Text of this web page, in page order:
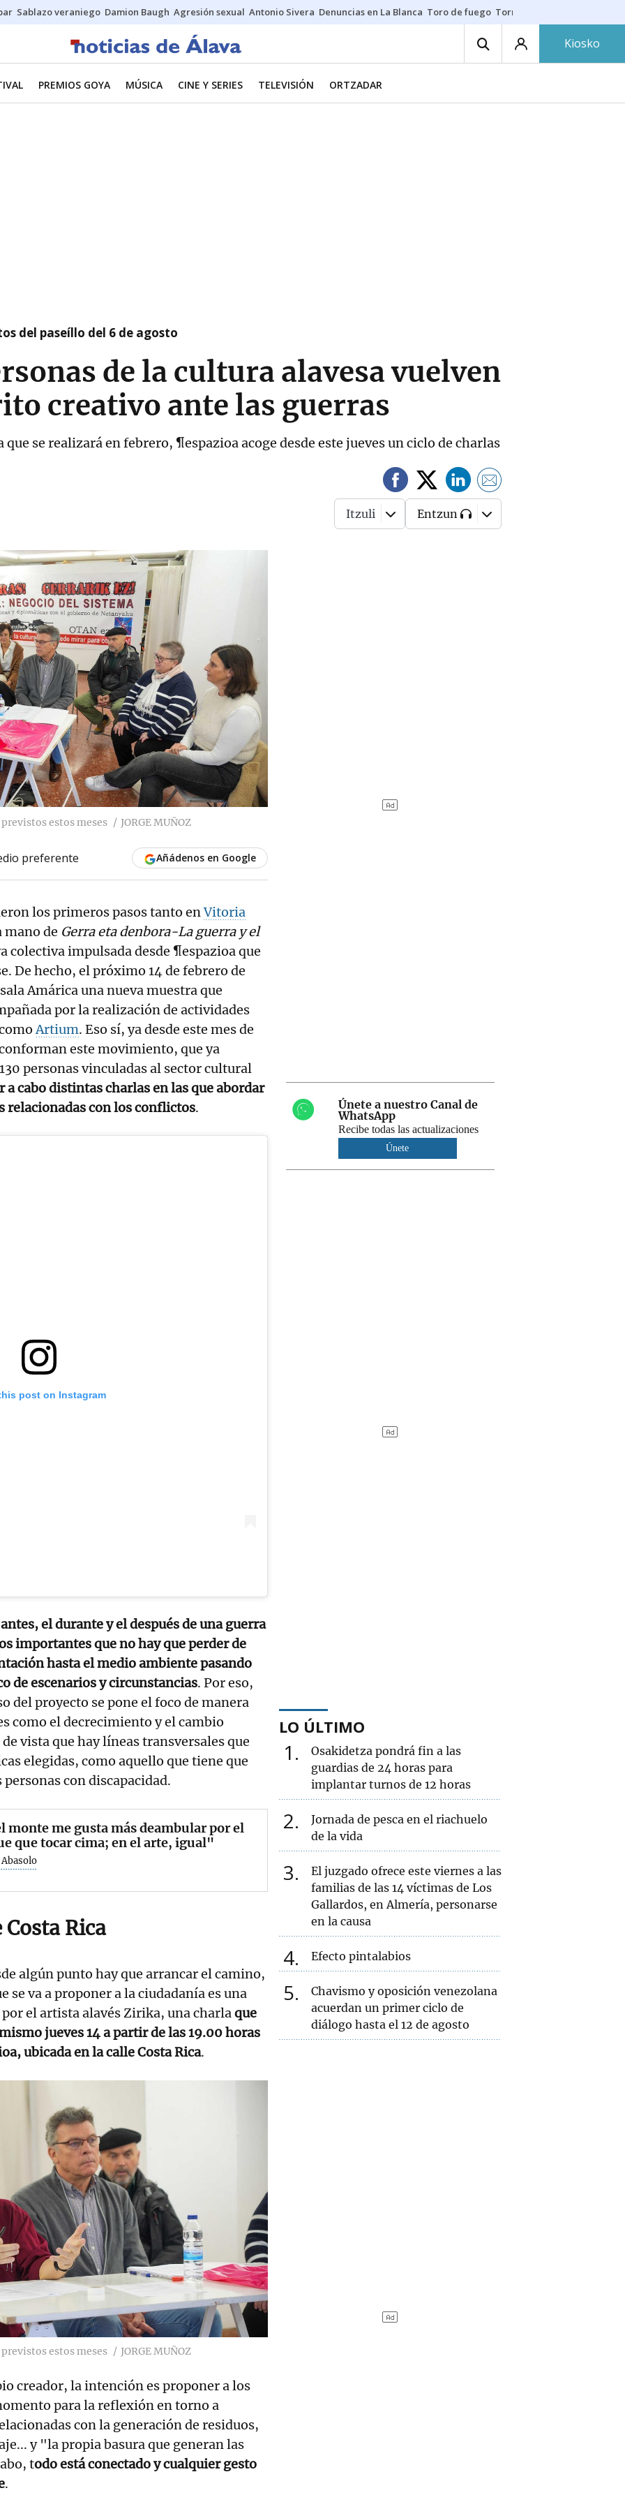
Sablazo veraniego Damion Baugh Agresión sexual Antonio Sivera Denuncias en La Blanca Toro de fuego Tornike Shengelia
Kiosko
PREMIOS GOYA MÚSICA CINE Y SERIES TELEVISIÓN ORTZADAR
del paseíllo del 6 de agosto
de la cultura alavesa vuelven
creativo ante las guerras
se realizará en febrero, ¶espazioa acoge desde este jueves un ciclo de charlas
Itzuli Entzun
estos meses JORGE MUÑOZ
preferente Añádenos en Google
los primeros pasos tanto enVitoria
mano de Gerra eta denbora-La guerra y el
colectiva impulsada desde ¶espazioa que
De hecho, el próximo 14 de febrero de
Amárica una nueva muestra que
por la realización de actividades
Artium. Eso sí, ya desde este mes de
este movimiento, que ya
personas vinculadas al sector cultural
a cabo distintas charlas en las que abordar
relacionadas con los conflictos.
post on Instagram
el durante y el después de una guerra
importantes que no hay que perder de
hasta el medio ambiente pasando
de escenarios y circunstancias. Por eso,
del proyecto se pone el foco de manera
como el decrecimiento y el cambio
vista que hay líneas transversales que
elegidas, como aquello que tiene que
con discapacidad.
monte me gusta más deambular por el
que tocar cima; en el arte, igual"
Costa Rica
algún punto hay que arrancar el camino,
se va a proponer a la ciudadanía es una
el artista alavés Zirika, una charlaque
jueves 14 a partir de las 19.00 horas
ubicada en la calle Costa Rica.
estos meses JORGE MUÑOZ
creador, la intención es proponer a los
para la reflexión en torno a
con la generación de residuos,
y "la propia basura que generan las
todo está conectado y cualquier gesto
.
Únete a nuestro Canal de
WhatsApp
Recibe todas las actualizaciones
Únete
LO ÚLTIMO
1
Osakidetza pondrá fin a las
guardias de 24 horas para
implantar turnos de 12 horas
2
Jornada de pesca en el riachuelo
de la vida
3
El juzgado ofrece este viernes a las
familias de las 14 víctimas de Los
Gallardos, en Almería, personarse
en la causa
4 Efecto pintalabios
5
Chavismo y oposición venezolana
acuerdan un primer ciclo de
diálogo hasta el 12 de agosto